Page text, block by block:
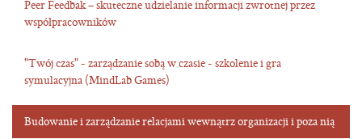
Peer Feedbak – skuteczne udzielanie informacji zwrotnej przez
współpracowników
"Twój czas" - zarządzanie sobą w czasie - szkolenie i gra
symulacyjna (MindLab Games)
Budowanie i zarządzanie relacjami wewnątrz organizacji i poza nią